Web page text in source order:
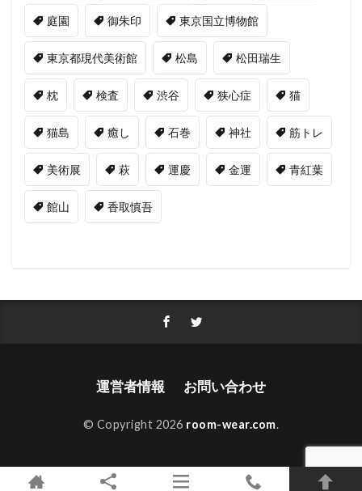
庭園 御朱印 東京国立博物館
東京都現代美術館 松島 松田瑞生
枕 検査 渋谷 狭心症 猫
猫島 癒し 石巻 神社 筋トレ
美術展 萩 運慶 金運 青紅葉
館山 香取慎吾
運営者情報 お問い合わせ
© Copyright 2026 room-wear.com.